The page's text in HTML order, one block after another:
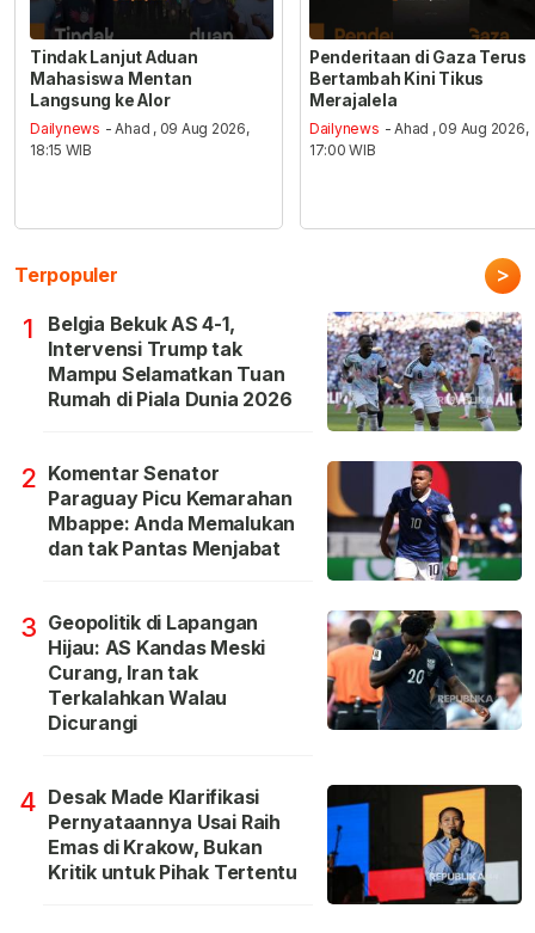
Tindak Lanjut Aduan
Mahasiswa Mentan
Langsung ke Alor
Dailynews - Ahad , 09 Aug 2026,
18:15 WIB
Penderitaan di Gaza Terus
Bertambah Kini Tikus
Merajalela
Dailynews - Ahad , 09 Aug 2026,
17:00 WIB
Terpopuler >
1
Belgia Bekuk AS 4-1,
Intervensi Trump tak
Mampu Selamatkan Tuan
Rumah di Piala Dunia 2026
2 Komentar Senator
Paraguay Picu Kemarahan
Mbappe: Anda Memalukan
dan tak Pantas Menjabat
3 Geopolitik di Lapangan
Hijau: AS Kandas Meski
Curang, Iran tak
Terkalahkan Walau
Dicurangi
4 Desak Made Klarifikasi
Pernyataannya Usai Raih
Emas di Krakow, Bukan
Kritik untuk Pihak Tertentu